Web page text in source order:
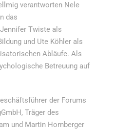
verantworten Nele
das
Twiste als
und Ute Köhler als
Abläufe. Als
Betreuung auf
der Forums
Träger des
und Martin Hornberger